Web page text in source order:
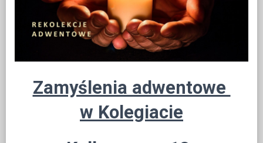
Zamyślenia adwentowe
w Kolegiacie